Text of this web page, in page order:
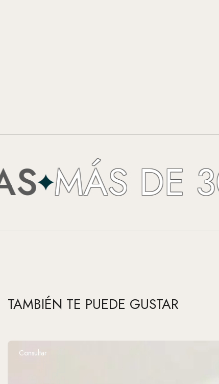
DE 30
TAMBIÉN TE PUEDE GUSTAR
Consultar